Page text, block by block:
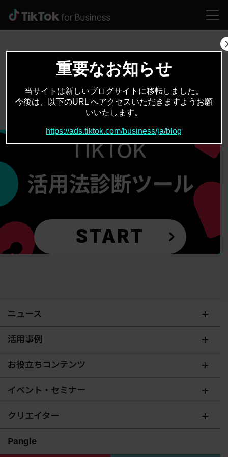
質問に答えて、
自社のブランドにとって最適な
TikTok活用法を見つけましょう！
TikTok
活用法診断ツール
START
ニュース
活用事例
お役立ちコンテンツ
イベント・セミナー
クリエイター
Pangle
重要なお知らせ
当サイトは新しいブログサイトに移転しました。
今後は、以下のURL へアクセスいただきますようお願
いいたします。
https://ads.tiktok.com/business/ja/blog